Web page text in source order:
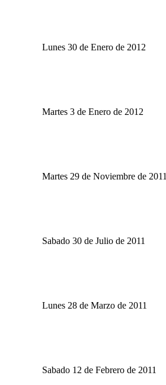
Lunes 30 de Enero de 2012
Martes 3 de Enero de 2012
Martes 29 de Noviembre de 2011
Sabado 30 de Julio de 2011
Lunes 28 de Marzo de 2011
Sabado 12 de Febrero de 2011